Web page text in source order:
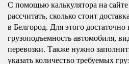
С помощью калькулятора на
рассчитать, сколько стоит
в Белгород. Для этого достаточно
грузоподъемность автомобиля,
перевозки. Также нужно
указать количество требуемых